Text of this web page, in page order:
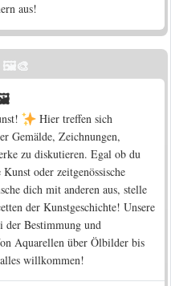
aus!
🖼️🎨
Hier treffen sich
Gemälde, Zeichnungen,
zu diskutieren. Egal ob du
oder zeitgenössische
dich mit anderen aus, stelle
der Kunstgeschichte! Unsere
Bestimmung und
Aquarellen über Ölbilder bis
willkommen!